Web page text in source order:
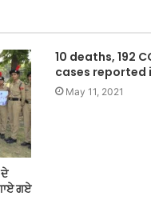
ਗਏ
10 deaths, 192
cases reported
May 11, 2021